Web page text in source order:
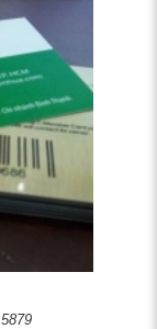
5879